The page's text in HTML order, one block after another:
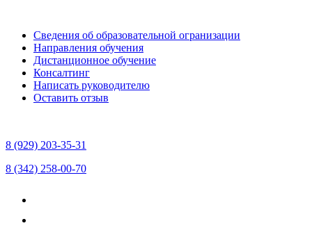
Сведения об образовательной огранизации
Направления обучения
Дистанционное обучение
Консалтинг
Написать руководителю
Оставить отзыв
8 (929) 203-35-31
8 (342) 258-00-70